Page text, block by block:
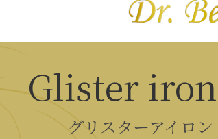
Glister
グリスターアイロ